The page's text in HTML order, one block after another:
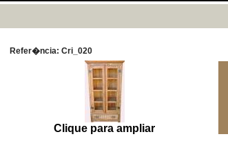
Refer�ncia: Cri_020
Clique para ampliar